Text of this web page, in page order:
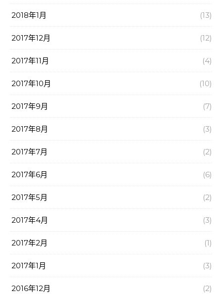
2018年1月 (13)
2017年12月 (12)
2017年11月 (4)
2017年10月 (10)
2017年9月 (7)
2017年8月 (3)
2017年7月 (2)
2017年6月 (6)
2017年5月 (2)
2017年4月 (3)
2017年2月 (1)
2017年1月 (3)
2016年12月 (2)